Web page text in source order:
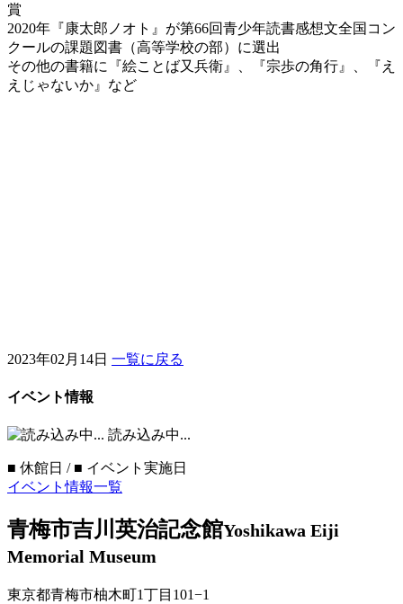
賞
2020年『康太郎ノオト』が第66回青少年読書感想文全国コン
クールの課題図書（高等学校の部）に選出
その他の書籍に『絵ことば又兵衛』、『宗歩の角行』、『え
えじゃないか』など
2023年02月14日 一覧に戻る
イベント情報
読み込み中...
■ 休館日 / ■ イベント実施日
イベント情報一覧
青梅市吉川英治記念館Yoshikawa Eiji
Memorial Museum
東京都青梅市柚木町1丁目101−1